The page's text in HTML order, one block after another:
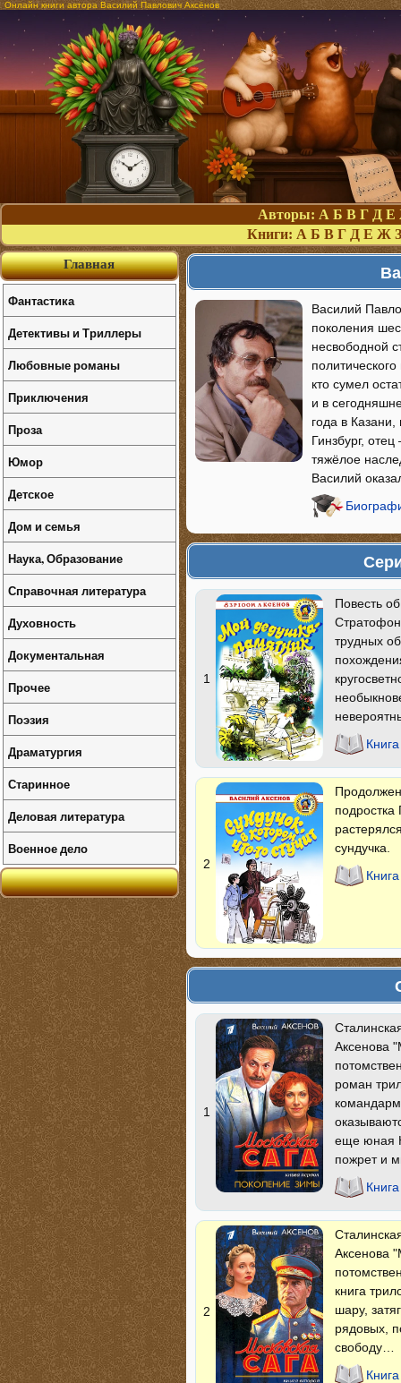
Онлайн книги автора Василий Павлович Аксёнов
Авторы: А Б В Г Д Е
Книги: А Б В Г Д Е Ж З
Василий
поколения
несвободной
кто сумел
и в
года в
Гинзбург,
тяжёлое
Василий
1
Повесть
трудных
2
сундучка.
1
Аксенова
роман
еще юная
пожрет и
2
Аксенова
книга
шару,
рядовых,
свободу…
Главная
Фантастика
Детективы и Триллеры
Любовные романы
Приключения
Проза
Юмор
Детское
Дом и семья
Наука, Образование
Справочная литература
Духовность
Документальная
Прочее
Поэзия
Драматургия
Старинное
Деловая литература
Военное дело